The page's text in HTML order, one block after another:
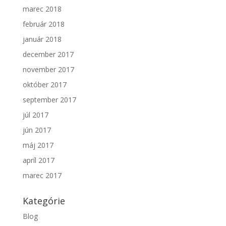
marec 2018
február 2018
január 2018
december 2017
november 2017
október 2017
september 2017
júl 2017
jún 2017
máj 2017
apríl 2017
marec 2017
Kategórie
Blog